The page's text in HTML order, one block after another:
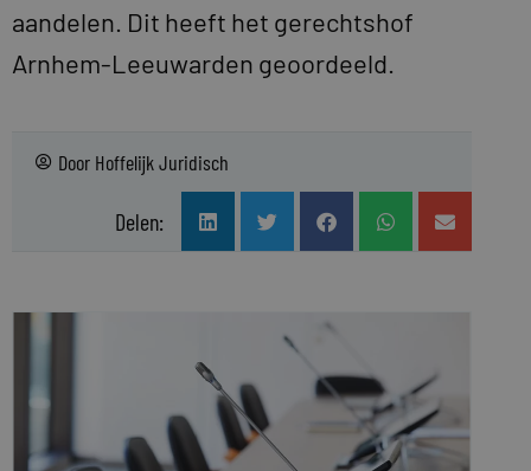
aandelen. Dit heeft het gerechtshof
Arnhem-Leeuwarden geoordeeld.
Door Hoffelijk Juridisch
Delen: